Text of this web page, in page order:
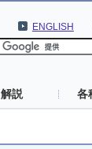
ENGLISH
説 各